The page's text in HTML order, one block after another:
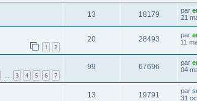
13 18179 par
21
1 2
20 28493 par
11
3 4 5 6 7
99 67696 par
04
13 19791 par
31